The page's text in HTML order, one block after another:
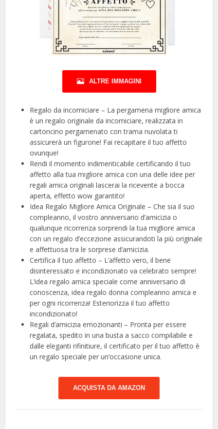
ALTRE IMMAGINI
Regalo da incorniciare – La pergamena migliore amica
è un regalo originale da incorniciare, realizzata in
cartoncino pergamenato con trama nuvolata ti
assicurerà un figurone! Fai recapitare il tuo affetto
ovunque!
Rendi il momento indimenticabile certificando il tuo
affetto alla tua migliore amica con una delle idee per
regali amica originali lascerai la ricevente a bocca
aperta, effetto wow garantito!
Idea Regalo Migliore Amica Originale – Che sia il suo
compleanno, il vostro anniversario d’amicizia o
qualunque ricorrenza sorprendi la tua migliore amica
con un regalo d’eccezione assicurandoti la più originale
e affettuosa tra le sorprese d’amicizia.
Certifica il tuo affetto – L’affetto vero, il bene
disinteressato e incondizionato va celebrato sempre!
L’idea regalo amica speciale come anniversario di
conoscenza, idea regalo donna compleanno amica e
per ogni ricorrenza! Esteriorizza il tuo affetto
incondizionato!
Regali d’amicizia emozionanti – Pronta per essere
regalata, spedito in una busta a sacco compilabile e
dalle eleganti rifinitiure, il certificato per il tuo affetto è
un regalo speciale per un’occasione unica.
ACQUISTA DA AMAZON